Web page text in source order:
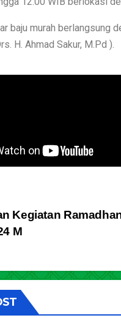
baju murah berlangsung
H. Ahmad Sakur, M.Pd ).
Kegiatan
M